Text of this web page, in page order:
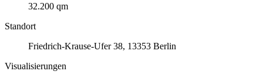
32.200 qm
Standort
Friedrich-Krause-Ufer 38, 13353 Berlin
Visualisierungen